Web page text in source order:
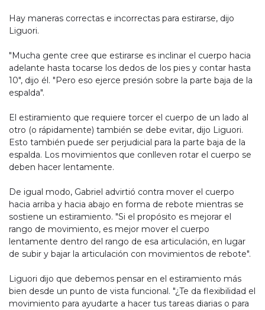
Hay maneras correctas e incorrectas para estirarse, dijo
Liguori.
"Mucha gente cree que estirarse es inclinar el cuerpo hacia
adelante hasta tocarse los dedos de los pies y contar hasta
10", dijo él. "Pero eso ejerce presión sobre la parte baja de la
espalda".
El estiramiento que requiere torcer el cuerpo de un lado al
otro (o rápidamente) también se debe evitar, dijo Liguori.
Esto también puede ser perjudicial para la parte baja de la
espalda. Los movimientos que conlleven rotar el cuerpo se
deben hacer lentamente.
De igual modo, Gabriel advirtió contra mover el cuerpo
hacia arriba y hacia abajo en forma de rebote mientras se
sostiene un estiramiento. "Si el propósito es mejorar el
rango de movimiento, es mejor mover el cuerpo
lentamente dentro del rango de esa articulación, en lugar
de subir y bajar la articulación con movimientos de rebote".
Liguori dijo que debemos pensar en el estiramiento más
bien desde un punto de vista funcional. "¿Te da flexibilidad el
movimiento para ayudarte a hacer tus tareas diarias o para